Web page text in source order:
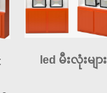
led မီးလုံးများ